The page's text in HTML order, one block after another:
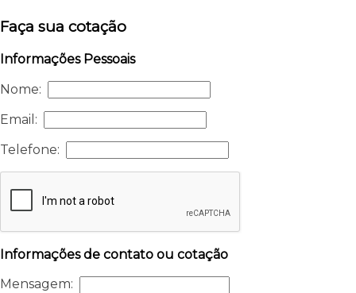
Faça sua cotação
Informações Pessoais
Nome:
Email:
Telefone:
Informações de contato ou cotação
Mensagem: